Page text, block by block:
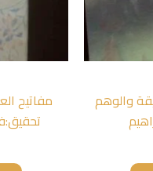
والوهم
مفاتيح